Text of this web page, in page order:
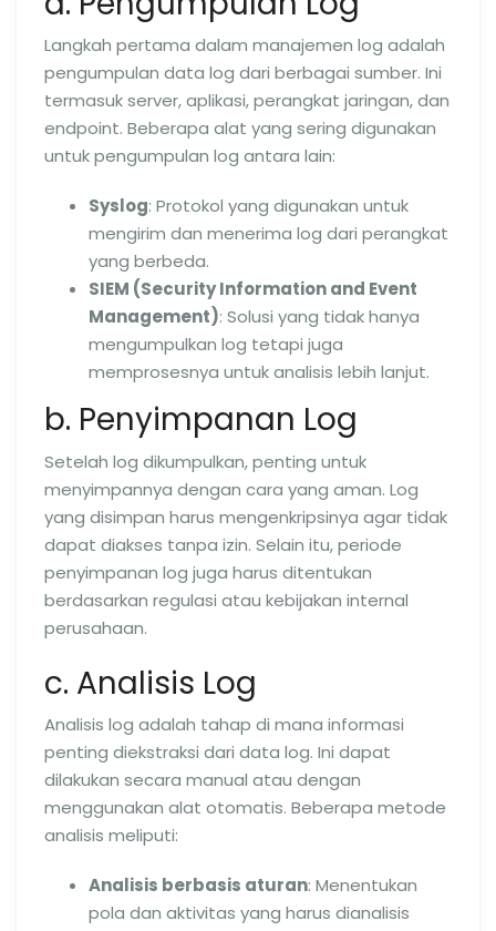
Langkah pertama dalam manajemen log adalah
pengumpulan data log dari berbagai sumber. Ini
termasuk server, aplikasi, perangkat jaringan, dan
endpoint. Beberapa alat yang sering digunakan
untuk pengumpulan log antara lain:
Syslog: Protokol yang digunakan untuk
mengirim dan menerima log dari perangkat
yang berbeda.
SIEM (Security Information and Event
Management): Solusi yang tidak hanya
mengumpulkan log tetapi juga
memprosesnya untuk analisis lebih lanjut.
b. Penyimpanan Log
Setelah log dikumpulkan, penting untuk
menyimpannya dengan cara yang aman. Log
yang disimpan harus mengenkripsinya agar tidak
dapat diakses tanpa izin. Selain itu, periode
penyimpanan log juga harus ditentukan
berdasarkan regulasi atau kebijakan internal
perusahaan.
c. Analisis Log
Analisis log adalah tahap di mana informasi
penting diekstraksi dari data log. Ini dapat
dilakukan secara manual atau dengan
menggunakan alat otomatis. Beberapa metode
analisis meliputi:
Analisis berbasis aturan: Menentukan
pola dan aktivitas yang harus dianalisis